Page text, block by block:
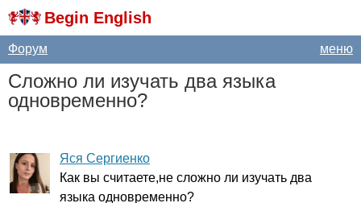
Begin English
меню
Форум
Сложно ли изучать два языка
одновременно?
Яся Сергиенко
Как вы считаете,не сложно ли изучать два
языка одновременно?